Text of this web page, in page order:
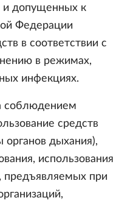
и допущенных к
Федерации
в соответствии с
в режимах,
инфекциях.
соблюдением
средств
дыхания),
использования
предъявляемых при